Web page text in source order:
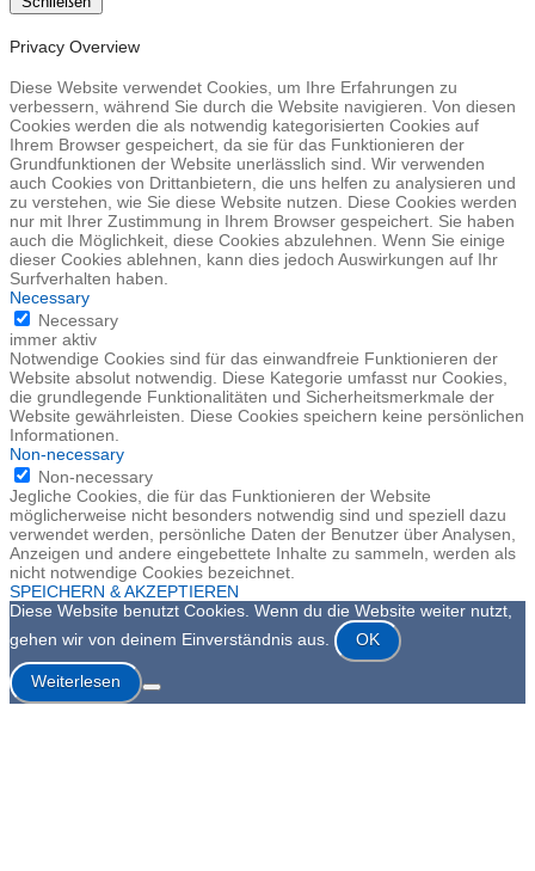
Privacy Overview
Diese Website verwendet Cookies, um Ihre Erfahrungen zu
verbessern, während Sie durch die Website navigieren. Von diesen
Cookies werden die als notwendig kategorisierten Cookies auf
Ihrem Browser gespeichert, da sie für das Funktionieren der
Grundfunktionen der Website unerlässlich sind. Wir verwenden
auch Cookies von Drittanbietern, die uns helfen zu analysieren und
zu verstehen, wie Sie diese Website nutzen. Diese Cookies werden
nur mit Ihrer Zustimmung in Ihrem Browser gespeichert. Sie haben
auch die Möglichkeit, diese Cookies abzulehnen. Wenn Sie einige
dieser Cookies ablehnen, kann dies jedoch Auswirkungen auf Ihr
Surfverhalten haben.
Necessary
Necessary
immer aktiv
Notwendige Cookies sind für das einwandfreie Funktionieren der
Website absolut notwendig. Diese Kategorie umfasst nur Cookies,
die grundlegende Funktionalitäten und Sicherheitsmerkmale der
Website gewährleisten. Diese Cookies speichern keine persönlichen
Informationen.
Non-necessary
Non-necessary
Jegliche Cookies, die für das Funktionieren der Website
möglicherweise nicht besonders notwendig sind und speziell dazu
verwendet werden, persönliche Daten der Benutzer über Analysen,
Anzeigen und andere eingebettete Inhalte zu sammeln, werden als
nicht notwendige Cookies bezeichnet.
SPEICHERN & AKZEPTIEREN
Diese Website benutzt Cookies. Wenn du die Website weiter nutzt,
gehen wir von deinem Einverständnis aus.
OK
Weiterlesen